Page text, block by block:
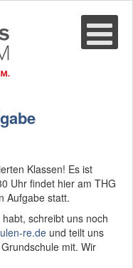
Klassen! Es ist
Uhr findet hier am THG
Aufgabe statt.
schreibt uns noch
re.de und teilt uns
mit. Wir